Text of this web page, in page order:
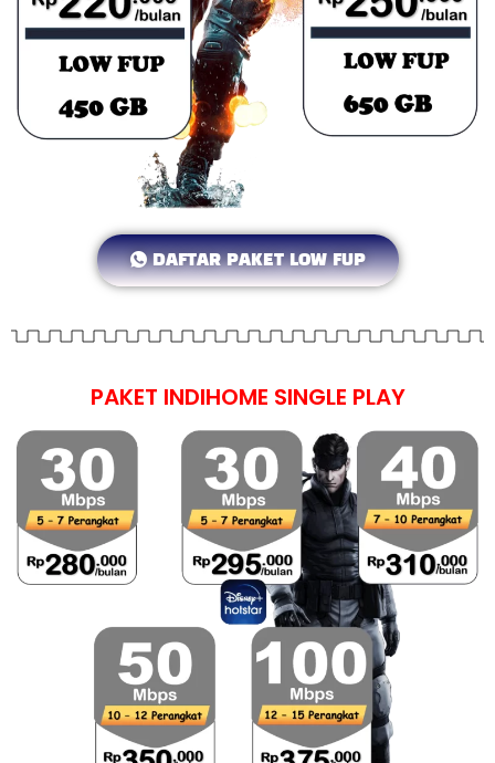
DAFTAR PAKET LOW FUP
PAKET INDIHOME SINGLE PLAY